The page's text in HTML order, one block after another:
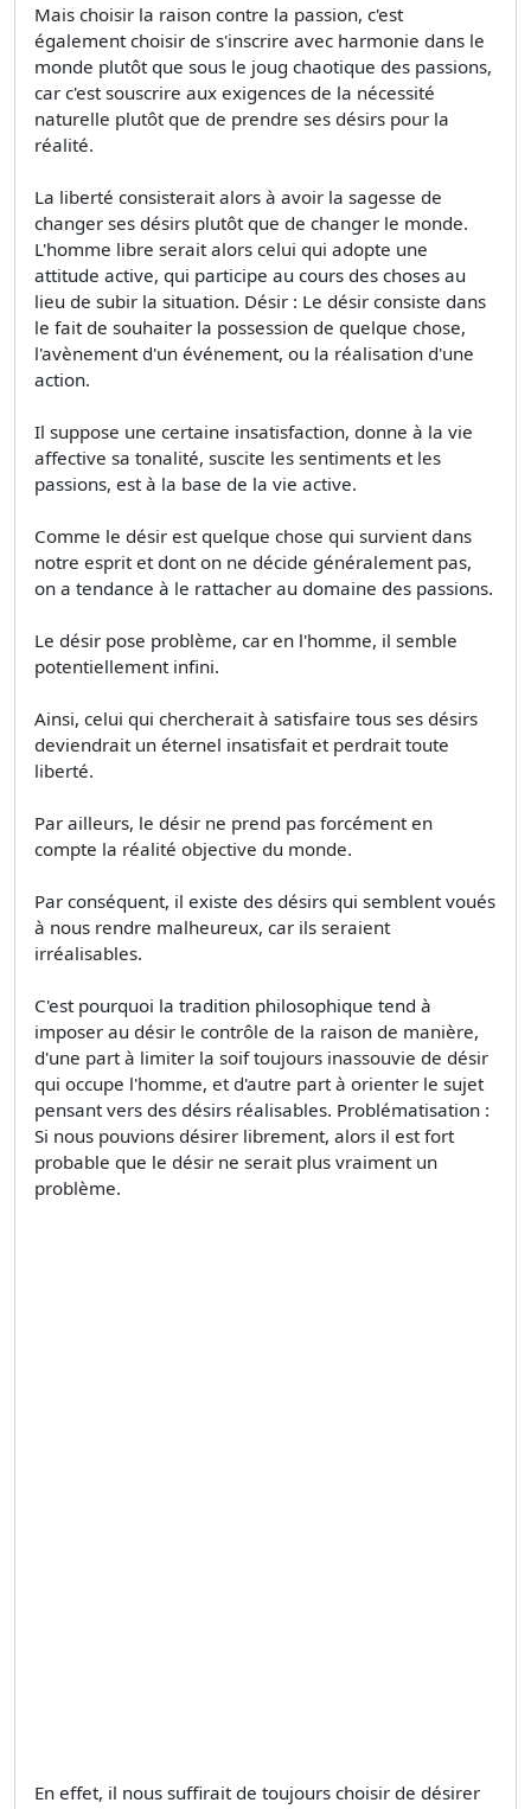
Mais choisir la raison contre la passion, c'est
également choisir de s'inscrire avec harmonie dans le
monde plutôt que sous le joug chaotique des passions,
car c'est souscrire aux exigences de la nécessité
naturelle plutôt que de prendre ses désirs pour la
réalité.
La liberté consisterait alors à avoir la sagesse de
changer ses désirs plutôt que de changer le monde.
L'homme libre serait alors celui qui adopte une
attitude active, qui participe au cours des choses au
lieu de subir la situation. Désir : Le désir consiste dans
le fait de souhaiter la possession de quelque chose,
l'avènement d'un événement, ou la réalisation d'une
action.
Il suppose une certaine insatisfaction, donne à la vie
affective sa tonalité, suscite les sentiments et les
passions, est à la base de la vie active.
Comme le désir est quelque chose qui survient dans
notre esprit et dont on ne décide généralement pas,
on a tendance à le rattacher au domaine des passions.
Le désir pose problème, car en l'homme, il semble
potentiellement infini.
Ainsi, celui qui chercherait à satisfaire tous ses désirs
deviendrait un éternel insatisfait et perdrait toute
liberté.
Par ailleurs, le désir ne prend pas forcément en
compte la réalité objective du monde.
Par conséquent, il existe des désirs qui semblent voués
à nous rendre malheureux, car ils seraient
irréalisables.
C'est pourquoi la tradition philosophique tend à
imposer au désir le contrôle de la raison de manière,
d'une part à limiter la soif toujours inassouvie de désir
qui occupe l'homme, et d'autre part à orienter le sujet
pensant vers des désirs réalisables. Problématisation :
Si nous pouvions désirer librement, alors il est fort
probable que le désir ne serait plus vraiment un
problème.
En effet, il nous suffirait de toujours choisir de désirer